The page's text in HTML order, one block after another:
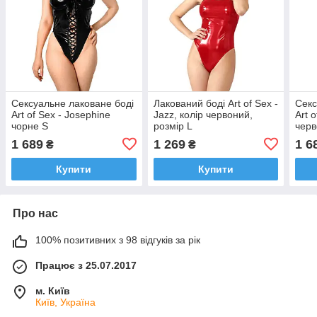
Сексуальне лаковане боді
Art of Sex - Josephine
чорне S
1 689 ₴
Купити
Лакований боді Art of Sex -
Jazz, колір червоний,
розмір L
1 269₴
Купити
Art
1
Про нас
100% позитивних з 98 відгуків за рік
Працює з 25.07.2017
м. Київ
Київ, Україна